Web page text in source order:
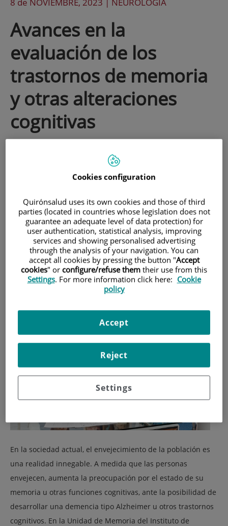
Avances en la
evaluación de los
trastornos de memoria
y otras alteraciones
cognitivas
En la Unidad de Memoria del Instituto de
Neurociencias Teknon hemos
una evaluación temprana de los
trastornos cognitivos y las enfermedades
neurodegenerativas, cada vez más
comunes en una sociedad en que el
envejecimiento de la población es una
realidad innegable.
En la sociedad actual, el envejecimiento de la población es
una realidad innegable. A medida que las personas
envejecen, aumenta la preocupación por el estado de su
memoria u otras funciones cognitivas, ante la posibilidad de
desarrollar una demencia tipo Alzheimer u otros trastornos
cognitivos. En la Unidad de Memoria del Instituto de
Cookies configuration
Quirónsalud uses its own cookies and those of third
parties (located in countries whose legislation does not
guarantee an adequate level of data protection) for
user authentication, statistical analysis, improving
services and showing personalised advertising
through the analysis of your navigation. You can
accept all cookies by pressing the button "Accept
cookies" or configure/refuse them their use from this
Settings. For more information click here: Cookie
policy
Settings
Reject
Accept